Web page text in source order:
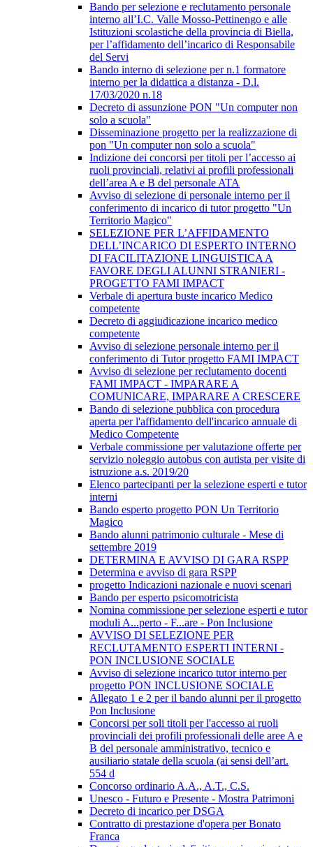
Bando per selezione e reclutamento personale
interno all’I.C. Valle Mosso-Pettinengo e alle
Istituzioni scolastiche della provincia di Biella,
per l’affidamento dell’incarico di Responsabile
del Servi
Bando interno di selezione per n.1 formatore
interno per la didattica a distanza - D.l.
17/03/2020 n.18
Decreto di assunzione PON "Un computer non
solo a scuola"
Disseminazione progetto per la realizzazione di
pon "Un computer non solo a scuola"
Indizione dei concorsi per titoli per l’accesso ai
ruoli provinciali, relativi ai profili professionali
dell’area A e B del personale ATA
Avviso di selezione di personale interno per il
conferimento di incarico di tutor progetto "Un
Territorio Magico"
SELEZIONE PER L’AFFIDAMENTO
DELL’INCARICO DI ESPERTO INTERNO
DI FACILITAZIONE LINGUISTICA A
FAVORE DEGLI ALUNNI STRANIERI -
PROGETTO FAMI IMPACT
Verbale di apertura buste incarico Medico
competente
Decreto di aggiudicazione incarico medico
competente
Avviso di selezione personale interno per il
conferimento di Tutor progetto FAMI IMPACT
Avviso di selezione per reclutamento docenti
FAMI IMPACT - IMPARARE A
COMUNICARE, IMPARARE A CRESCERE
Bando di selezione pubblica con procedura
aperta per l'affidamento dell'incarico annuale di
Medico Competente
Verbale commissione per valutazione offerte per
servizio noleggio autobus con autista per visite di
istruzione a.s. 2019/20
Elenco partecipanti per la selezione esperti e tutor
interni
Bando esperto progetto PON Un Territorio
Magico
Bando alunni patrimonio culturale - Mese di
settembre 2019
DETERMINA E AVVISO DI GARA RSPP
Determina e avviso di gara RSPP
progetto Indicazioni nazionale e nuovi scenari
Bando per esperto psicomotricista
Nomina commissione per selezione esperti e tutor
moduli A...perto - F...are - Pon Inclusione
AVVISO DI SELEZIONE PER
RECLUTAMENTO ESPERTI INTERNI -
PON INCLUSIONE SOCIALE
Avviso di selezione incarico tutor interno per
progetto PON INCLUSIONE SOCIALE
Allegato 1 e 2 per il bando alunni per il progetto
Pon Inclusione
Concorsi per soli titoli per l'accesso ai ruoli
provinciali dei profili professionali delle aree A e
B del personale amministrativo, tecnico e
ausiliario statale della scuola (ai sensi dell’art.
554 d
Concorso ordinario A.A., A.T., C.S.
Unesco - Futuro e Presente - Mostra Patrimoni
Decreto di incarico per DSGA
Contratto di prestazione d'opera per Bonato
Franca